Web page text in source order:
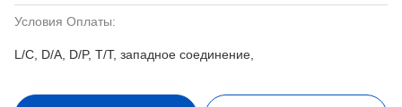
Условия Оплаты:
L/C, D/A, D/P, T/T, западное соединение,